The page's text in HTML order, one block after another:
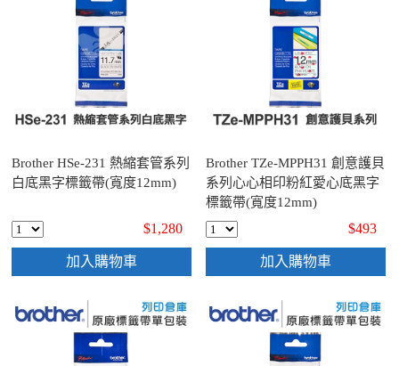
Brother HSe-231 熱縮套管系列
白底黑字標籤帶(寬度12mm)
$1,280
加入購物車
Brother TZe-MPPH31 創意護貝
系列心心相印粉紅愛心底黑字
標籤帶(寬度12mm)
$493
加入購物車